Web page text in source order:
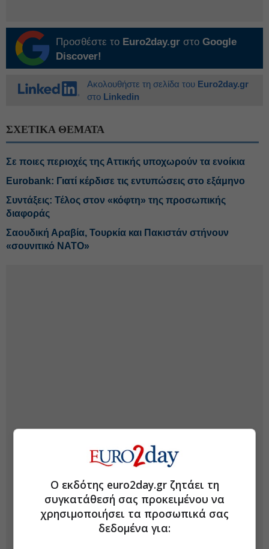
Προσθέστε το Euro2day.gr στο Google
Discover!
Ακολουθήστε τη σελίδα του Euro2day.gr
στο Linkedin
ΣΧΕΤΙΚΑ ΘΕΜΑΤΑ
Σε ποιες περιοχές της Αττικής υποχωρούν τα ενοίκια
Eurobank: Γιατί κέρδισε τις εντυπώσεις στο εξάμηνο
Συντάξεις: Τέλος στον «κόφτη» της προσωπικής
διαφοράς
Σαουδική Αραβία, Τουρκία και Πακιστάν στήνουν
«σουνιτικό ΝΑΤΟ»
Ο εκδότης euro2day.gr ζητάει τη
συγκατάθεσή σας προκειμένου να
χρησιμοποιήσει τα προσωπικά σας
δεδομένα για: